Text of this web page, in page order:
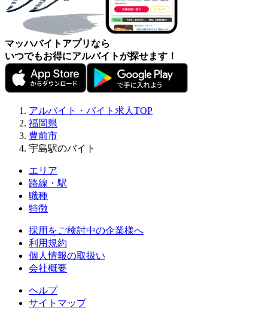
マッハバイトアプリなら
いつでもお得にアルバイトが探せます！
アルバイト・バイト求人TOP
福岡県
豊前市
宇島駅のバイト
エリア
路線・駅
職種
特徴
採用をご検討中の企業様へ
利用規約
個人情報の取扱い
会社概要
ヘルプ
サイトマップ